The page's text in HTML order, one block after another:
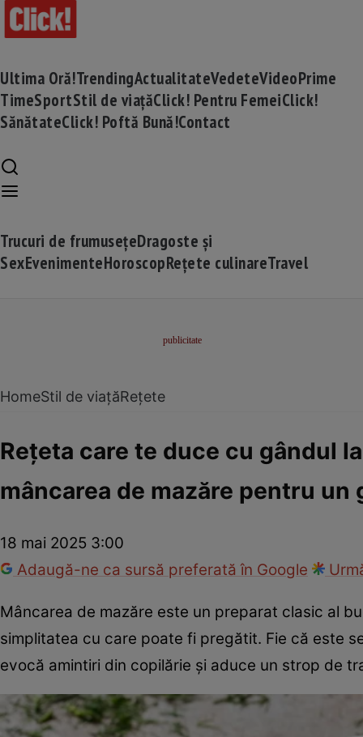
Ultima Oră!TrendingActualitateVedeteVideoPrime
TimeSportStil de viațăClick! Pentru FemeiClick!
SănătateClick! Poftă Bună!Contact
Trucuri de frumusețeDragoste și
SexEvenimenteHoroscopRețete culinareTravel
HomeStil de viațăRețete
Rețeta care te duce cu gândul
mâncarea de mazăre pentru
18 mai 2025 3:00
Adaugă-ne ca sursă preferată în Google
Mâncarea de mazăre este un preparat clasic al
simplitatea cu care poate fi pregătit. Fie că este
evocă amintiri din copilărie și aduce un strop de